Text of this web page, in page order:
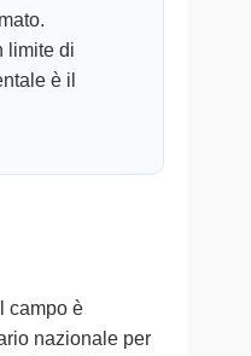
limite di
è il
campo è
nazionale per